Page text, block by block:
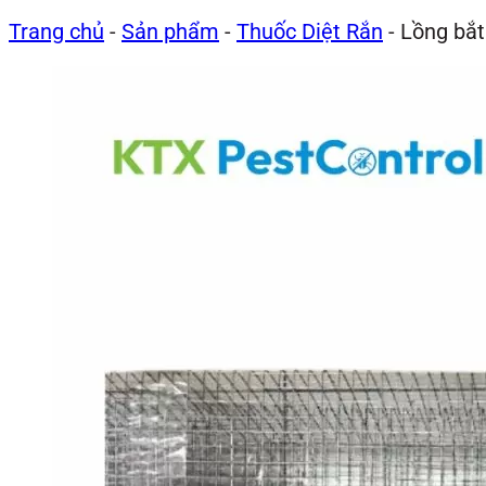
Trang chủ - Sản phẩm - Thuốc Diệt Rắn - Lồng